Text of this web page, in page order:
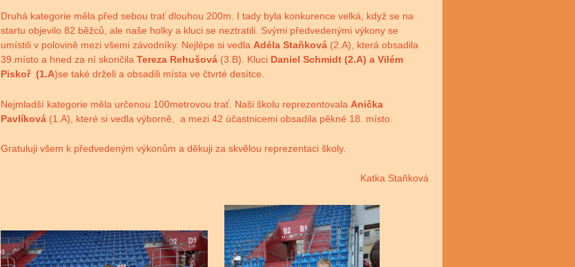
Druhá kategorie měla před sebou trať dlouhou 200m. I tady byla konkurence velká, když se na
startu objevilo 82 běžců, ale naše holky a kluci se neztratili. Svými předvedenými výkony se
umístili v polovině mezi všemi závodníky. Nejlépe si vedla Adéla Staňková (2.A), která obsadila
39.místo a hned za ní skončilaTereza Rehušová (3.B). Kluci Daniel Schmidt (2.A) a Vilém
Piskoř (1.A)se také drželi a obsadili místa ve čtvrté desítce.
Nejmladší kategorie měla určenou 100metrovou trať. Naši školu reprezentovala Anička
Pavlíková (1.A), které si vedla výborně, a mezi 42 účastnicemi obsadila pěkné 18. místo.
Gratuluji všem k předvedeným výkonům a děkuji za skvělou reprezentaci školy.
Katka Staňková